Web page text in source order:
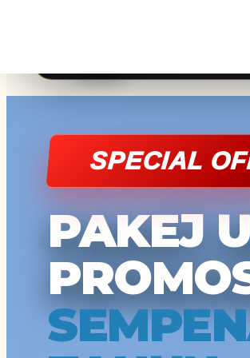
SPECIAL
PAKEJ